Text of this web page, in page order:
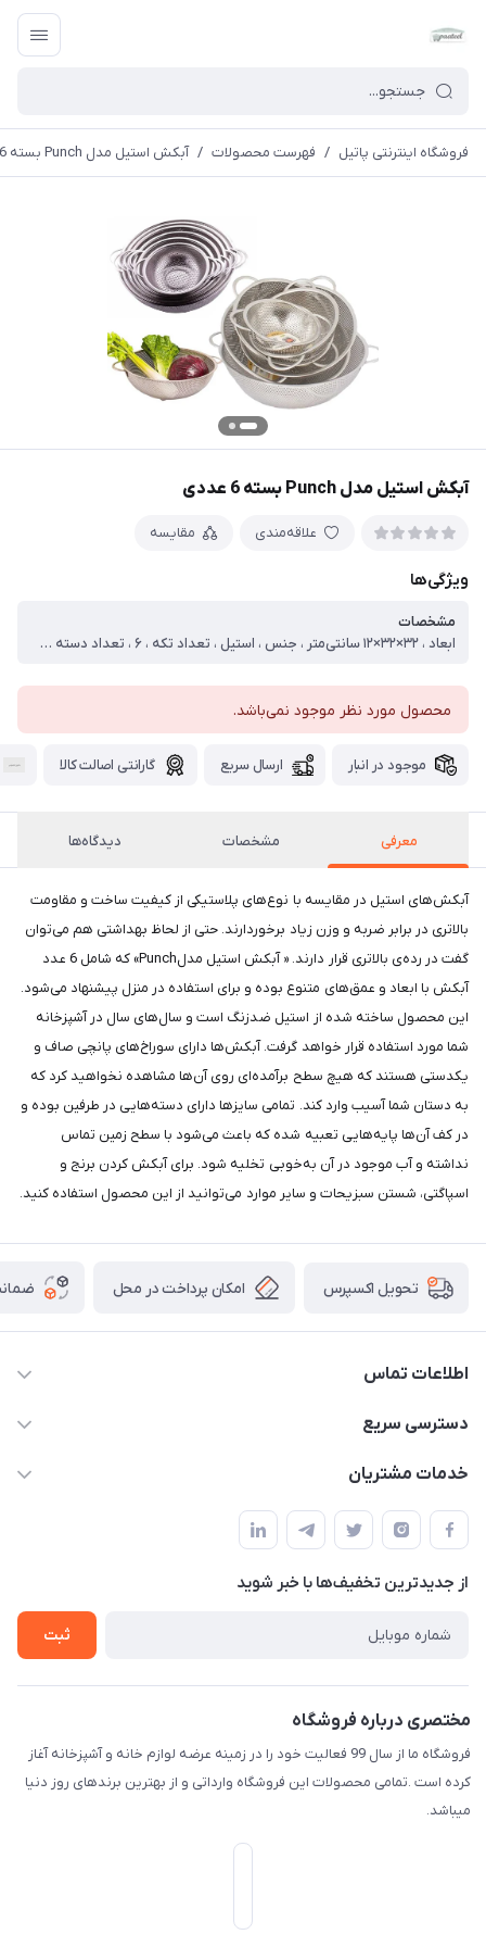
فروشگاه اینترنتی پاتیل / فهرست محصولات / آبکش استیل مدل Punch بسته 6 عددی
آبکش استیل مدل Punch بسته 6 عددی
علاقه‌مندی مقایسه
ویژگی‌ها
مشخصات
ابعاد ، ۳۲×۳۲×۱۲ سانتی‌متر ، جنس ، استیل ، تعداد تکه ، ۶ ، تعداد دسته ، یک جفت ، سایر توضیحات ، - ابعاد سایز ۱ : ۳۷ × ۳۱ سانتی‌متر - ابعاد سایز ۲ : ۳۴ × ۲۸ سانتی‌متر - ابعاد سایز ۳ : ۳۰ × ۲۵ سانتی‌متر - ابعاد سایز ۴ : ۲۸ × ۲۳ سانتی‌متر - ابعاد سایز ۵ : ۲۴ × ۱۹ سانتی‌متر - ابعاد سایز ۶ : ۲۱ × ۱۷ سانتی‌متر - وزن با جعبه ۱۵۰۰ گرم
محصول مورد نظر موجود نمی‌باشد.
موجود در انبار ارسال سریع گارانتی اصالت کالا
معرفی مشخصات دیدگاه‌ها
آبکش‌های استیل در مقایسه با نوع‌های پلاستیکی از کیفیت ساخت و مقاومت
بالاتری در برابر ضربه و وزن زیاد برخوردارند. حتی از لحاظ بهداشتی هم می‌توان
گفت در رده‌ی بالاتری قرار دارند. « آبکش استیل مدلPunch» که شامل 6 عدد
آبکش با ابعاد و عمق‌های متنوع بوده و برای استفاده در منزل پیشنهاد می‌شود.
این محصول ساخته شده از استیل ضدزنگ است و سال‌های سال در آشپزخانه
شما مورد استفاده قرار خواهد گرفت. آبکش‌ها دارای سوراخ‌های پانچی صاف و
یکدستی هستند که هیچ سطح برآمده‌ای روی آن‌ها مشاهده نخواهید کرد که
به دستان شما آسیب وارد کند. تمامی سایزها دارای دسته‌هایی در طرفین بوده و
در کف آن‌ها پایه‌هایی تعبیه شده که باعث می‌شود با سطح زمین تماس
نداشته و آب موجود در آن به‌خوبی تخلیه شود. برای آبکش کردن برنج و
اسپاگتی، شستن سبزیحات و سایر موارد می‌توانید از این محصول استفاده کنید.
تحویل اکسپرس امکان پرداخت در محل
اطلاعات تماس
09165044753
دسترسی سریع
حساب کاربری
لیست محصولات
درباره ما
خدمات مشتریان
قوانین و مقررات
حریم خصوصی
راهنما
از جدید‌ترین تخفیف‌ها با‌ خبر شوید
ثبت
مختصری درباره فروشگاه
فروشگاه ما از سال 99 فعالیت خود را در زمینه عرضه لوازم خانه و آشپزخانه آغاز
کرده است .تمامی محصولات این فروشگاه وارداتی و از بهترین برندهای روز دنیا
میباشد.